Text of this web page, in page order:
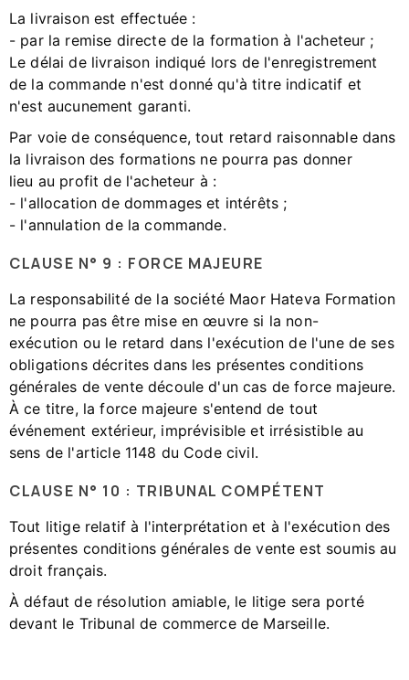
La livraison est effectuée :
- par la remise directe de la formation à l'acheteur ;
Le délai de livraison indiqué lors de l'enregistrement
de la commande n'est donné qu'à titre indicatif et
n'est aucunement garanti.
Par voie de conséquence, tout retard raisonnable dans
la livraison des formations ne pourra pas donner
lieu au profit de l'acheteur à :
- l'allocation de dommages et intérêts ;
- l'annulation de la commande.
CLAUSE N° 9 : FORCE MAJEURE
La responsabilité de la société Maor Hateva Formation
ne pourra pas être mise en œuvre si la non-
exécution ou le retard dans l'exécution de l'une de ses
obligations décrites dans les présentes conditions
générales de vente découle d'un cas de force majeure.
À ce titre, la force majeure s'entend de tout
événement extérieur, imprévisible et irrésistible au
sens de l'article 1148 du Code civil.
CLAUSE N° 10 : TRIBUNAL COMPÉTENT
Tout litige relatif à l'interprétation et à l'exécution des
présentes conditions générales de vente est soumis au
droit français.
À défaut de résolution amiable, le litige sera porté
devant le Tribunal de commerce de Marseille.